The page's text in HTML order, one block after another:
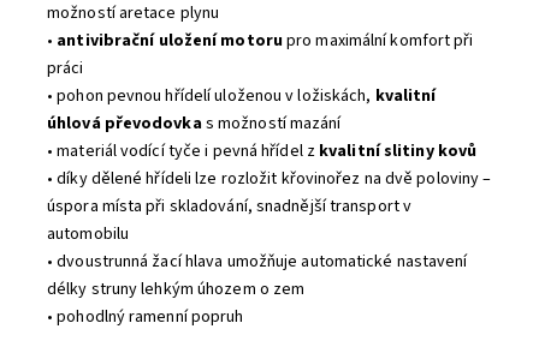
možností aretace plynu
• antivibrační uložení motorupro maximální komfort při
práci
• pohon pevnou hřídelí uloženou v ložiskách, kvalitní
úhlová převodovkas možností mazání
• materiál vodící tyče i pevná hřídel zkvalitní slitiny kovů
• díky dělené hřídeli lze rozložit křovinořez na dvě poloviny –
úspora místa při skladování, snadnější transport v
automobilu
• dvoustrunná žací hlava umožňuje automatické nastavení
délky struny lehkým úhozem o zem
• pohodlný ramenní popruh